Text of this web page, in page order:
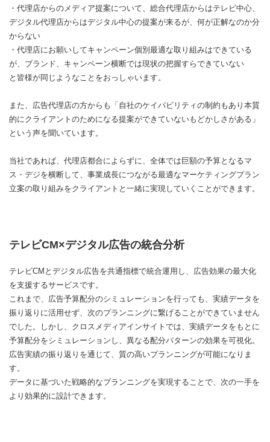
・代理店からのメディア提案について、総合代理店からはテレビ中心、
デジタル代理店からはデジタル中心の提案が来るが、何が正解なのか分
からない
・代理店にお願いしてキャンペーン個別最適な取り組みはできている
が、ブランド、キャンペーン横断では現状の把握すらできていない
と皆様が同じようなことをおっしゃいます。
また、広告代理店の方からも「自社のケイパビリティの制約もあり本質
的にクライアントのためになる提案ができていないもどかしさがある」
という声を聞いています。
当社であれば、代理店都合によらずに、全体では巨額の予算となるマ
ス・デジを横断して、事業成長につながる最適なマーケティングプラン
立案の取り組みをクライアントと一緒に実現していくことができます。
テレビCM×デジタル広告の統合分析
テレビCMとデジタル広告を共通指標で統合運用し、広告効果の最大化
を支援するサービスです。
これまで、広告予算配分のシミュレーションを行っても、実績データを
振り返りに活用せず、次のプランニングに繋げることができていません
でした。しかし、クロスメディアインサイトでは、実績データをもとに
予算配分をシミュレーションし、異なる配分パターンの効果を可視化。
広告実績の振り返りを通じて、質の高いプランニングが可能になりま
す。
データに基づいた戦略的なプランニングを実現することで、次の一手を
より効果的に設計できます。